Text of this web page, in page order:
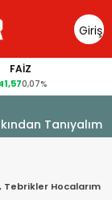
Giriş
Yap
Tanıyalım
Tebrikler Hocalarım